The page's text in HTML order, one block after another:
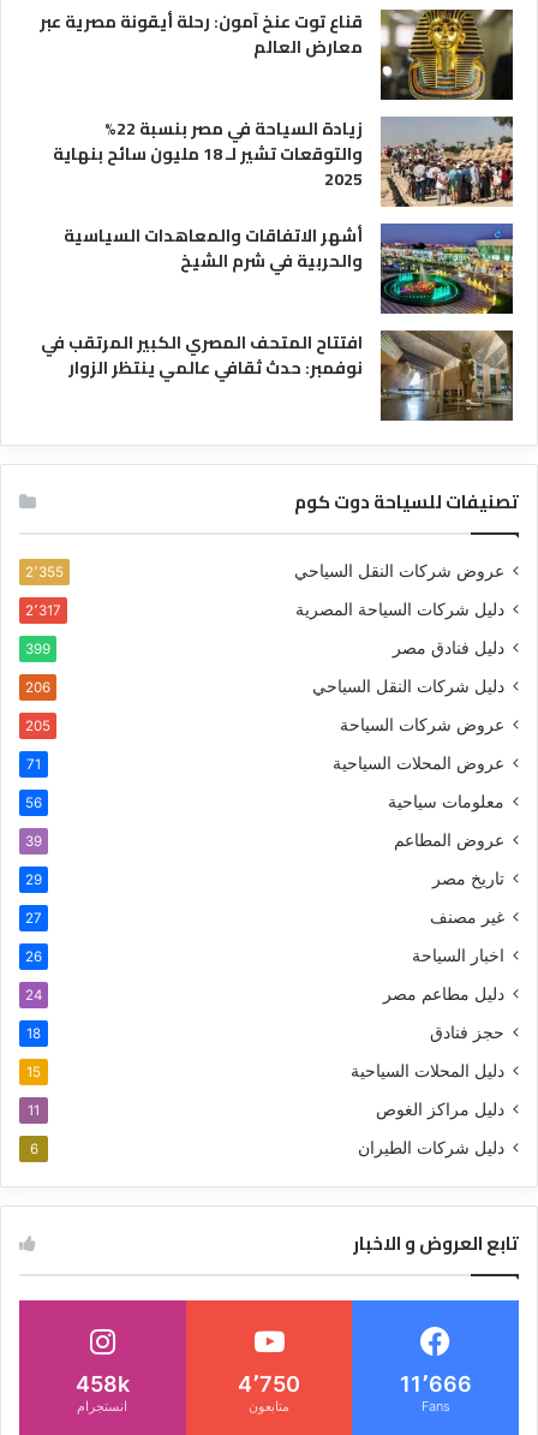
قناع توت عنخ آمون: رحلة أيقونة مصرية عبر
معارض العالم
زيادة السياحة في مصر بنسبة 22%
والتوقعات تشير لـ 18 مليون سائح بنهاية
2025
أشهر الاتفاقات والمعاهدات السياسية
والحربية في شرم الشيخ
افتتاح المتحف المصري الكبير المرتقب في
نوفمبر: حدث ثقافي عالمي ينتظر الزوار
تصنيفات للسياحة دوت كوم
عروض شركات النقل السياحي 2٬355
دليل شركات السياحة المصرية 2٬317
دليل فنادق مصر 399
دليل شركات النقل السياحي 206
عروض شركات السياحة 205
عروض المحلات السياحية 71
معلومات سياحية 56
عروض المطاعم 39
تاريخ مصر 29
غير مصنف 27
اخبار السياحة 26
دليل مطاعم مصر 24
حجز فنادق 18
دليل المحلات السياحية 15
دليل مراكز الغوص 11
دليل شركات الطيران 6
تابع العروض و الاخبار
11٬666
Fans
4٬750
متابعون
458k
انستجرام